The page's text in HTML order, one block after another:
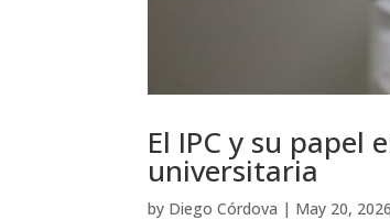
El IPC y su
universitaria
by Diego Córdova | May 20, 2026